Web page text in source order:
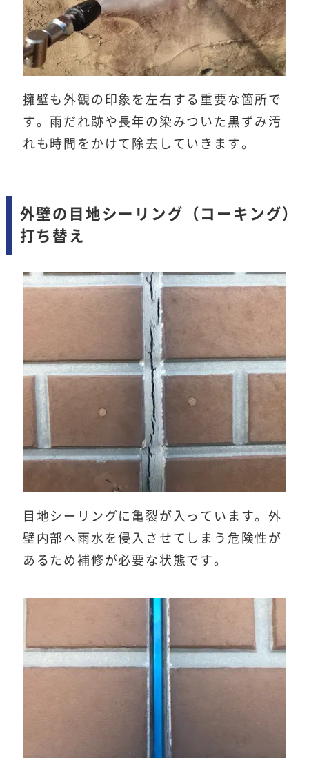
擁壁も外観の印象を左右する重要な箇所で
す。雨だれ跡や長年の染みついた黒ずみ汚
れも時間をかけて除去していきます。
外壁の目地シーリング（コーキング）
打ち替え
目地シーリングに亀裂が入っています。外
壁内部へ雨水を侵入させてしまう危険性が
あるため補修が必要な状態です。